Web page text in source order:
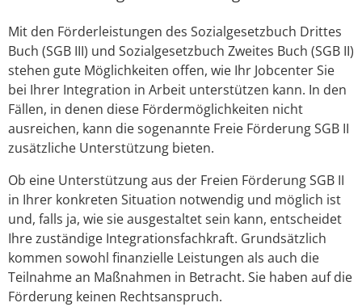
Mit den Förderleistungen des Sozialgesetzbuch Drittes
Buch (SGB III) und Sozialgesetzbuch Zweites Buch (SGB II)
stehen gute Möglichkeiten offen, wie Ihr Jobcenter Sie
bei Ihrer Integration in Arbeit unterstützen kann. In den
Fällen, in denen diese Fördermöglichkeiten nicht
ausreichen, kann die sogenannte Freie Förderung SGB II
zusätzliche Unterstützung bieten.
Ob eine Unterstützung aus der Freien Förderung SGB II
in Ihrer konkreten Situation notwendig und möglich ist
und, falls ja, wie sie ausgestaltet sein kann, entscheidet
Ihre zuständige Integrationsfachkraft. Grundsätzlich
kommen sowohl finanzielle Leistungen als auch die
Teilnahme an Maßnahmen in Betracht. Sie haben auf die
Förderung keinen Rechtsanspruch.